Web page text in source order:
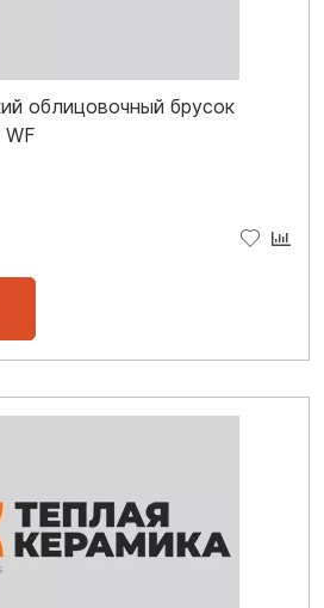
облицовочный брусок
WF